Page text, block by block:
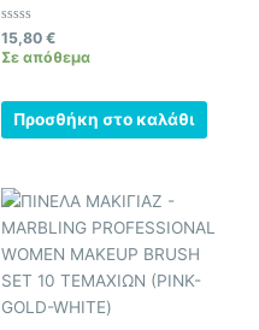
Βαθμολογήθηκε
με
0
15,80 €
Σε απόθεμα
Προσθήκη στο καλάθι